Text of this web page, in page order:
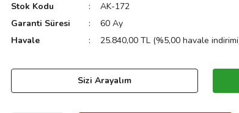
Stok Kodu
AK-172
Garanti Süresi
60 Ay
Havale
25.840,00 TL (%5,00 havale
Sizi Arayalım